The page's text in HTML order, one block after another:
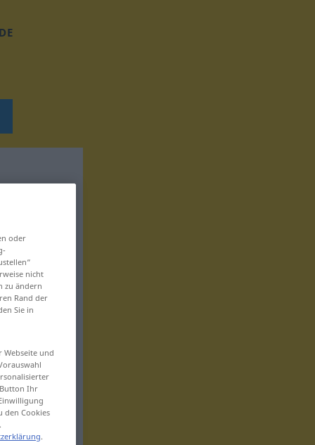
DE
oder
nicht
zu ändern
Rand der
Sie in
und
Ihr
den Cookies
.